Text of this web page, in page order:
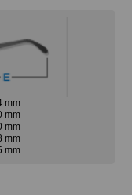
mm
mm
mm
mm
mm